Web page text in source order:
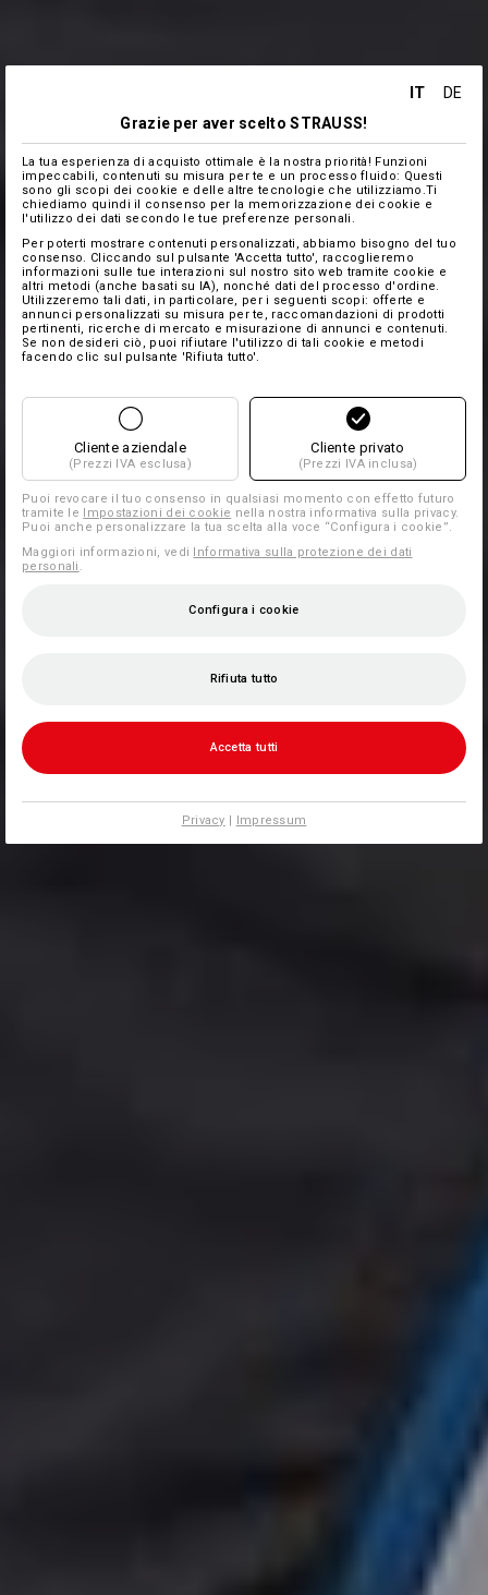
IT
DE
Grazie per aver scelto STRAUSS!
La tua esperienza di acquisto ottimale è la nostra priorità! Funzioni
impeccabili, contenuti su misura per te e un processo fluido: Questi
sono gli scopi dei cookie e delle altre tecnologie che utilizziamo.Ti
chiediamo quindi il consenso per la memorizzazione dei cookie e
l'utilizzo dei dati secondo le tue preferenze personali.
Per poterti mostrare contenuti personalizzati, abbiamo bisogno del tuo
consenso. Cliccando sul pulsante 'Accetta tutto', raccoglieremo
informazioni sulle tue interazioni sul nostro sito web tramite cookie e
altri metodi (anche basati su IA), nonché dati del processo d'ordine.
Utilizzeremo tali dati, in particolare, per i seguenti scopi: offerte e
annunci personalizzati su misura per te, raccomandazioni di prodotti
pertinenti, ricerche di mercato e misurazione di annunci e contenuti.
Se non desideri ciò, puoi rifiutare l'utilizzo di tali cookie e metodi
facendo clic sul pulsante 'Rifiuta tutto'.
Cliente aziendale
(Prezzi IVA esclusa)
Cliente privato
(Prezzi IVA inclusa)
Puoi revocare il tuo consenso in qualsiasi momento con effetto futuro
tramite le Impostazioni dei cookie nella nostra informativa sulla privacy.
Puoi anche personalizzare la tua scelta alla voce “Configura i cookie”.
Maggiori informazioni, vedi Informativa sulla protezione dei dati
personali .
Configura i cookie
Rifiuta tutto
Accetta tutti
Privacy | Impressum